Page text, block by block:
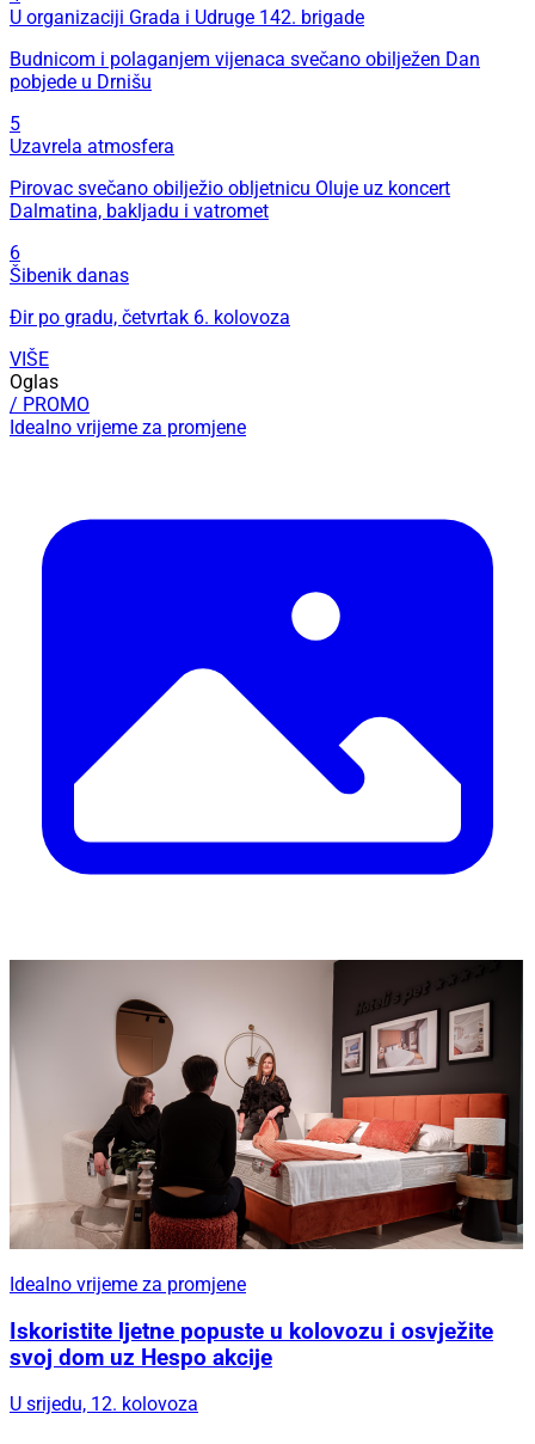
U organizaciji Grada i Udruge 142. brigade
Budnicom i polaganjem vijenaca svečano obilježen Dan
pobjede u Drnišu
5
Uzavrela atmosfera
Pirovac svečano obilježio obljetnicu Oluje uz koncert
Dalmatina, bakljadu i vatromet
6
Šibenik danas
Đir po gradu, četvrtak 6. kolovoza
VIŠE
Oglas
/ PROMO
Idealno vrijeme za promjene
Idealno vrijeme za promjene
Iskoristite ljetne popuste u kolovozu i osvježite
svoj dom uz Hespo akcije
U srijedu, 12. kolovoza